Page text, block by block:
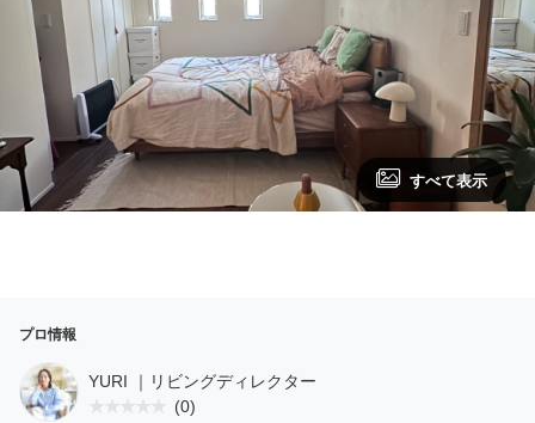
すべて表示
プロ情報
YURI ｜リビングディレクター
(0)